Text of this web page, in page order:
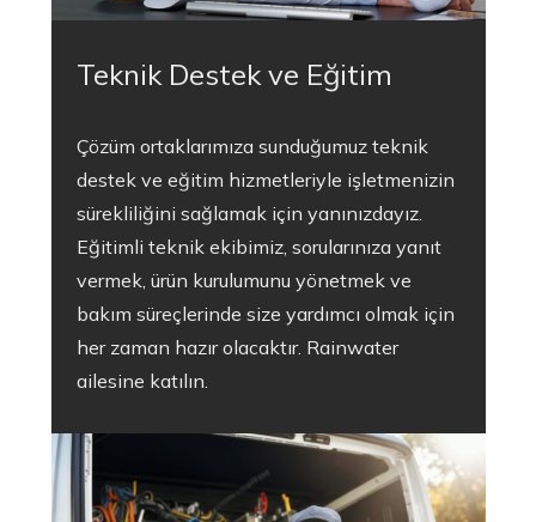
Teknik Destek ve Eğitim
Çözüm ortaklarımıza sunduğumuz teknik
destek ve eğitim hizmetleriyle işletmenizin
sürekliliğini sağlamak için yanınızdayız.
Eğitimli teknik ekibimiz, sorularınıza yanıt
vermek, ürün kurulumunu yönetmek ve
bakım süreçlerinde size yardımcı olmak için
her zaman hazır olacaktır. Rainwater
ailesine katılın.